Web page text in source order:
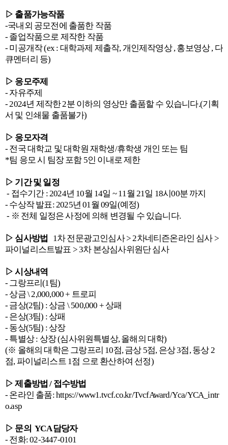
▷ 출품가능작품
-국내외 공모전에 출품한 작품
- 졸업작품으로 제작한 작품
- 미공개작 (ex : 대학과제 제출작, 개인제작영상 , 홍보영상 , 다
큐멘터리 등)
▷ 응모주제
- 자유주제
- 2024년 제작한 2분 이하의 영상만 출품할 수 있습니다.(기획
서 및 인쇄물 출품불가)
▷ 응모자격
- 전국 대학교 및 대학원 재학생/휴학생 개인 또는 팀
*팀 응모 시 팀장 포함 5인 이내로 제한
▷ 기간 및 일정
- 접수기간 : 2024년 10월 14일 ~ 11월 21일 18시00분 까지
- 수상작 발표: 2025년 01월 09일(예정)
- ※ 전체 일정은 사정에 의해 변경될 수 있습니다.
▷ 심사방법
1차 전문광고인심사 > 2차네티즌온라인 심사 >
파이널리스트발표 > 3차 본상심사위원단 심사
▷ 시상내역
- 그랑프리(1팀)
- 상금 \ 2,000,000 + 트로피
- 금상(2팀) : 상금 \ 500,000 + 상패
- 은상(3팀) : 상패
- 동상(5팀) : 상장
- 특별상 : 상장 (심사위원특별상, 올해의 대학)
(※ 올해의 대학은 그랑프리 10점, 금상 5점, 은상 3점, 동상 2
점, 파이널리스트 1점 으로 환산하여 선정)
▷ 제출방법 / 접수방법
- 온라인 출품: https://www1.tvcf.co.kr/TvcfAward/Yca/YCA_intr
o.asp
▷ 문의 YCA 담당자
- 전화: 02-3447-0101